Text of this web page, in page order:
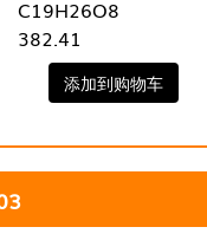
C19H26O8
382.41
添加到购物车